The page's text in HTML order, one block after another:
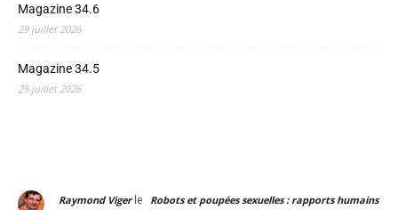
Magazine 34.6
29 juillet 2026
Magazine 34.5
29 juillet 2026
Raymond Vigerle
Robots et poupées sexuelles : rapports humains